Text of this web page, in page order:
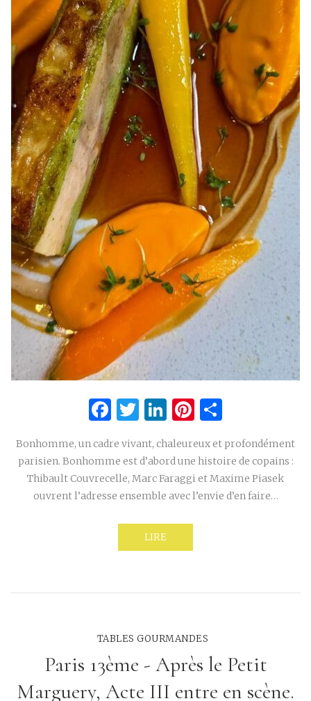
Facebook
Twitter
LinkedIn
Pinterest
Bonhomme, un cadre vivant, chaleureux et profondément
parisien. Bonhomme est d’abord une histoire de copains :
Thibault Couvrecelle, Marc Faraggi et Maxime Piasek
ouvrent l’adresse ensemble avec l’envie d’en faire…
LIRE
TABLES GOURMANDES
Paris 13ème - Après le Petit
Marguery, Acte III entre en scène.